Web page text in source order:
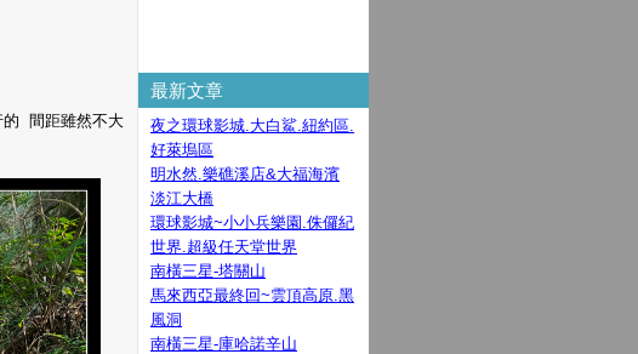
的 間距雖然不大
最新文章
夜之環球影城.大白鯊.紐約區.
好萊塢區
明水然.樂礁溪店&大福海濱
淡江大橋
環球影城~小小兵樂園.侏儸紀
世界.超級任天堂世界
南橫三星-塔關山
馬來西亞最終回~雲頂高原.黑
風洞
南橫三星-庫哈諾辛山